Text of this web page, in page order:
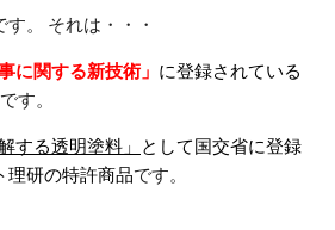
。 それは・・・
に関する新技術」 に登録されている
です。
する透明塗料」
として国交省に登録
理研の特許商品です。